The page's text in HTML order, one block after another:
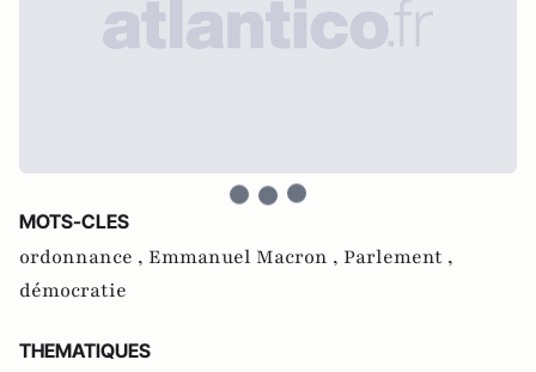
MOTS-CLES
ordonnance , Emmanuel Macron , Parlement ,
démocratie
THEMATIQUES